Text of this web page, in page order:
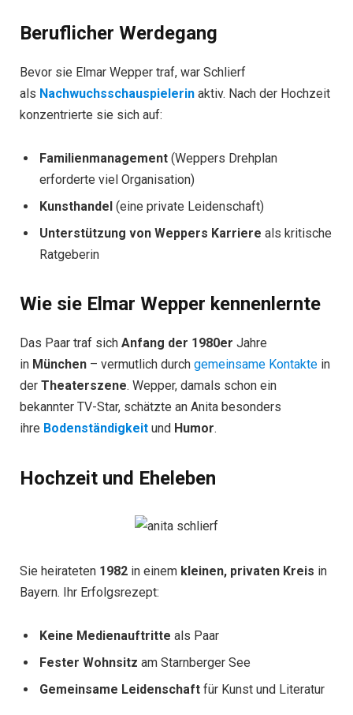
Beruflicher Werdegang
Bevor sie Elmar Wepper traf, war Schlierf
als Nachwuchsschauspielerin aktiv. Nach der Hochzeit
konzentrierte sie sich auf:
Familienmanagement (Weppers Drehplan
erforderte viel Organisation)
Kunsthandel (eine private Leidenschaft)
Unterstützung von Weppers Karriere als kritische
Ratgeberin
Wie sie Elmar Wepper kennenlernte
Das Paar traf sich Anfang der 1980er Jahre
in München – vermutlich durch gemeinsame Kontakte in
der Theaterszene. Wepper, damals schon ein
bekannter TV-Star, schätzte an Anita besonders
ihre Bodenständigkeit und Humor.
Hochzeit und Eheleben
Sie heirateten 1982 in einem kleinen, privaten Kreis in
Bayern. Ihr Erfolgsrezept:
Keine Medienauftritte als Paar
Fester Wohnsitz am Starnberger See
Gemeinsame Leidenschaft für Kunst und Literatur